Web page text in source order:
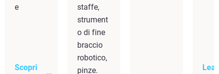
e
Scopri
staffe,
strument
o di fine
braccio
robotico,
pinze.